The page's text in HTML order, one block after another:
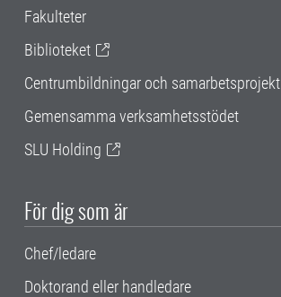
Fakulteter
Biblioteket
Centrumbildningar och samarbetsprojekt
Gemensamma verksamhetsstödet
SLU Holding
För dig som är
Chef/ledare
Doktorand eller handledare